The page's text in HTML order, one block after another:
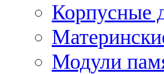
Корпусные
Модули